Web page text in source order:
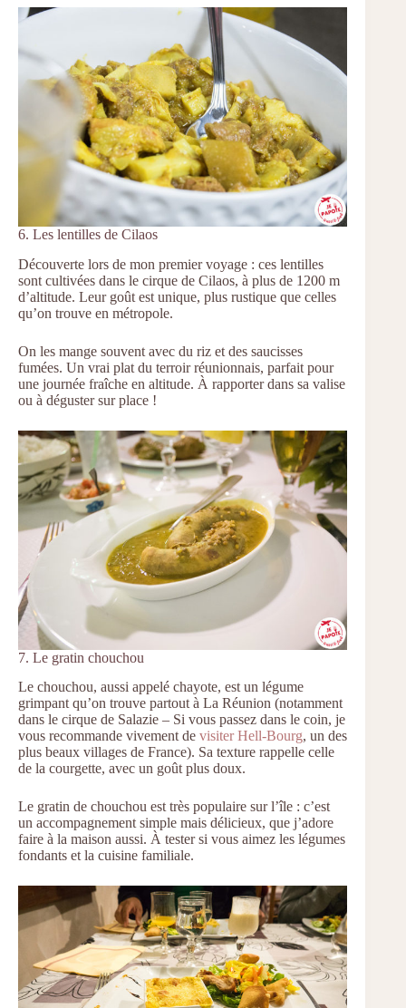
6. Les lentilles de Cilaos
Découverte lors de mon premier voyage : ces lentilles
sont cultivées dans le cirque de Cilaos, à plus de 1200 m
d’altitude. Leur goût est unique, plus rustique que celles
qu’on trouve en métropole.
On les mange souvent avec du riz et des saucisses
fumées. Un vrai plat du terroir réunionnais, parfait pour
une journée fraîche en altitude. À rapporter dans sa valise
ou à déguster sur place !
7. Le gratin chouchou
Le chouchou, aussi appelé chayote, est un légume
grimpant qu’on trouve partout à La Réunion (notamment
dans le cirque de Salazie – Si vous passez dans le coin, je
vous recommande vivement de visiter Hell-Bourg, un des
plus beaux villages de France). Sa texture rappelle celle
de la courgette, avec un goût plus doux.
Le gratin de chouchou est très populaire sur l’île : c’est
un accompagnement simple mais délicieux, que j’adore
faire à la maison aussi. À tester si vous aimez les légumes
fondants et la cuisine familiale.